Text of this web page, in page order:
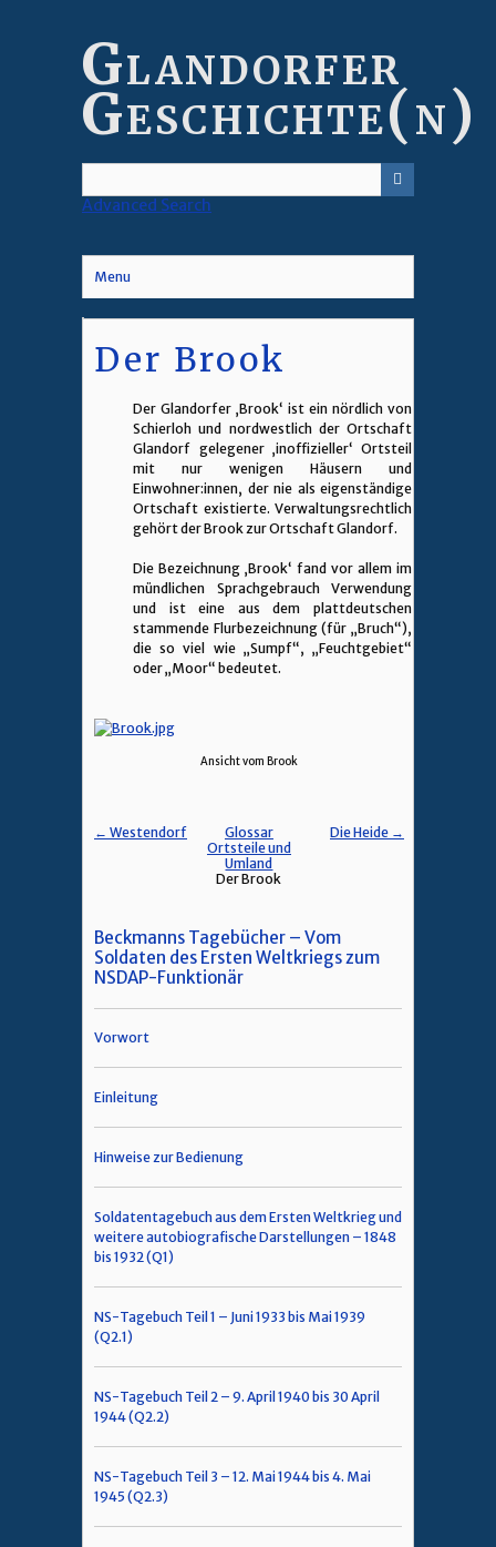
Glandorfer
Geschichte(n)
Advanced Search
Menu
Der Brook
Der Glandorfer ‚Brook‘ ist ein nördlich von
Schierloh und nordwestlich der Ortschaft
Glandorf gelegener ‚inoffizieller‘ Ortsteil
mit nur wenigen Häusern und
Einwohner:innen, der nie als eigenständige
Ortschaft existierte. Verwaltungsrechtlich
gehört der Brook zur Ortschaft Glandorf.
Die Bezeichnung ‚Brook‘ fand vor allem im
mündlichen Sprachgebrauch Verwendung
und ist eine aus dem plattdeutschen
stammende Flurbezeichnung (für „Bruch“),
die so viel wie „Sumpf“, „Feuchtgebiet“
oder „Moor“ bedeutet.
Ansicht vom Brook
← Westendorf Die Heide →
Glossar
Ortsteile und
Umland
Der Brook
Beckmanns Tagebücher – Vom
Soldaten des Ersten Weltkriegs zum
NSDAP-Funktionär
Vorwort
Einleitung
Hinweise zur Bedienung
Soldatentagebuch aus dem Ersten Weltkrieg und
weitere autobiografische Darstellungen – 1848
bis 1932 (Q1)
NS-Tagebuch Teil 1 – Juni 1933 bis Mai 1939
(Q2.1)
NS-Tagebuch Teil 2 – 9. April 1940 bis 30 April
1944 (Q2.2)
NS-Tagebuch Teil 3 – 12. Mai 1944 bis 4. Mai
1945 (Q2.3)